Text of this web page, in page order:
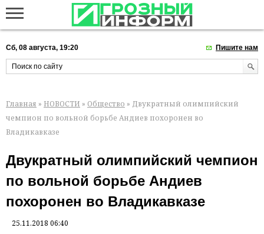
Сб, 08 августа, 19:20 Пишите нам
Главная » НОВОСТИ » Общество » Двукратный олимпийский
чемпион по вольной борьбе Андиев похоронен во
Владикавказе
Двукратный олимпийский чемпион
по вольной борьбе Андиев
похоронен во Владикавказе
25.11.2018 06:40